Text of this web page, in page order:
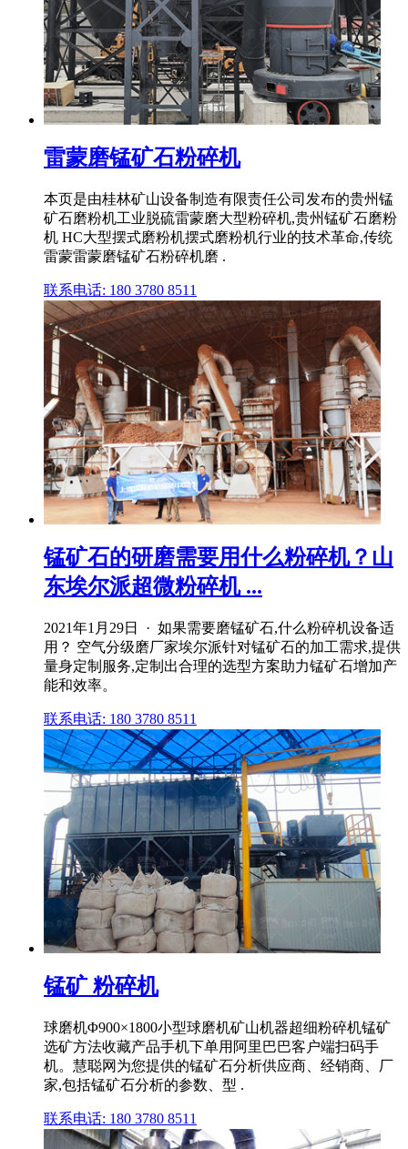
雷蒙磨锰矿石粉碎机
本页是由桂林矿山设备制造有限责任公司发布的贵州锰
矿石磨粉机工业脱硫雷蒙磨大型粉碎机,贵州锰矿石磨粉
机 HC大型摆式磨粉机摆式磨粉机行业的技术革命,传统
雷蒙雷蒙磨锰矿石粉碎机磨 .
联系电话: 180 3780 8511
锰矿石的研磨需要用什么粉碎机？山
东埃尔派超微粉碎机 ...
2021年1月29日 · 如果需要磨锰矿石,什么粉碎机设备适
用？ 空气分级磨厂家埃尔派针对锰矿石的加工需求,提供
量身定制服务,定制出合理的选型方案助力锰矿石增加产
能和效率。
联系电话: 180 3780 8511
锰矿 粉碎机
球磨机Φ900×1800小型球磨机矿山机器超细粉碎机锰矿
选矿方法收藏产品手机下单用阿里巴巴客户端扫码手
机。慧聪网为您提供的锰矿石分析供应商、经销商、厂
家,包括锰矿石分析的参数、型 .
联系电话: 180 3780 8511